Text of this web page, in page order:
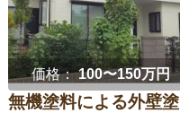
価格：100〜150万円
無機塗料による外壁塗